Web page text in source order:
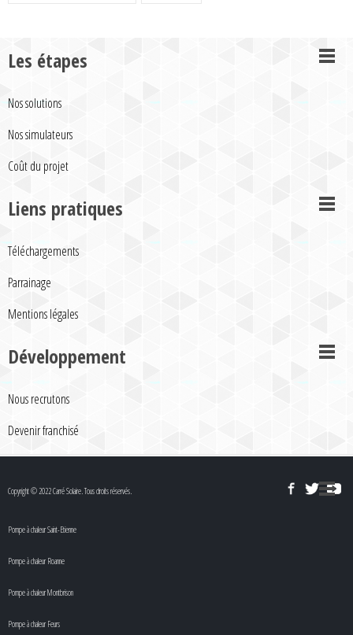
Les étapes
Nos solutions
Nos simulateurs
Coût du projet
Liens pratiques
Téléchargements
Parrainage
Mentions légales
Développement
Nous recrutons
Devenir franchisé
Copyright © 2022 Carré Solaire. Tous droits réservés.
Pompe à chaleur Saint-Etienne
Pompe à chaleur Roanne
Pompe à chaleur Montbrison
Pompe à chaleur Feurs